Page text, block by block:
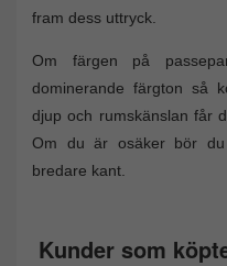
fram dess uttryck.
Om färgen på
dominerande färgton så
djup och rumskänslan får
Om du är osäker bör
bredare kant.
Kunder som